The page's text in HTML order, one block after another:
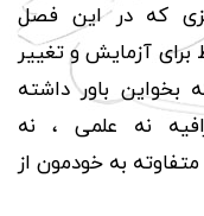
که در این فصل
آزمایش و تغییر
بخواین باور داشته
نه علمی ، نه
به خودمون از